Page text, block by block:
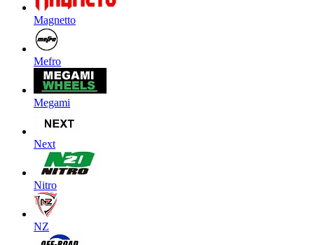
Magnetto
Mefro
Megami
Next
Nitro
NZ